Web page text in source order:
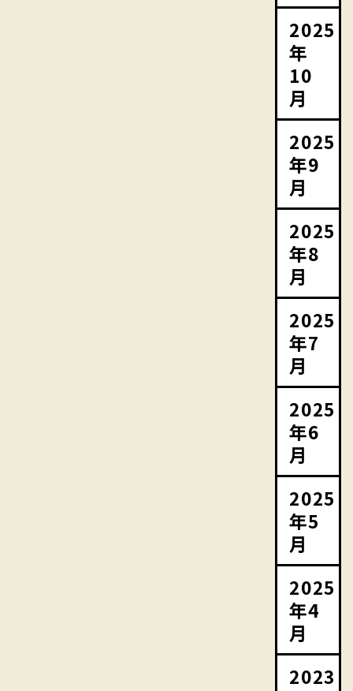
2025
年
10
月
2025
年9
月
2025
年8
月
2025
年7
月
2025
年6
月
2025
年5
月
2025
年4
月
2023